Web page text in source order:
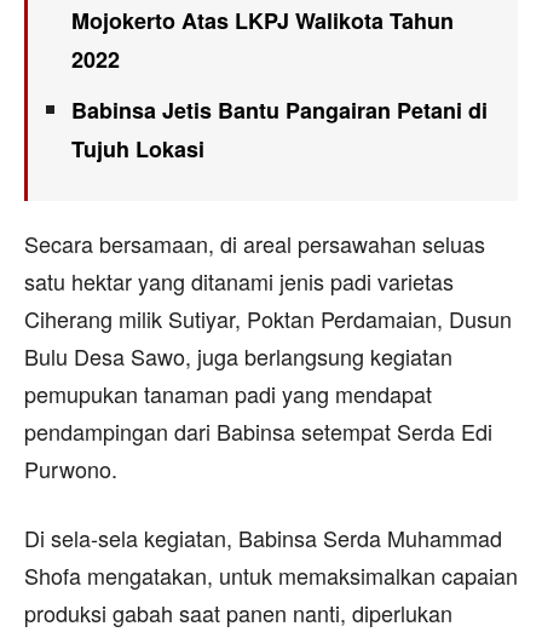
Mojokerto Atas LKPJ Walikota Tahun
2022
Babinsa Jetis Bantu Pangairan Petani di
Tujuh Lokasi
Secara bersamaan, di areal persawahan seluas
satu hektar yang ditanami jenis padi varietas
Ciherang milik Sutiyar, Poktan Perdamaian, Dusun
Bulu Desa Sawo, juga berlangsung kegiatan
pemupukan tanaman padi yang mendapat
pendampingan dari Babinsa setempat Serda Edi
Purwono.
Di sela-sela kegiatan, Babinsa Serda Muhammad
Shofa mengatakan, untuk memaksimalkan capaian
produksi gabah saat panen nanti, diperlukan